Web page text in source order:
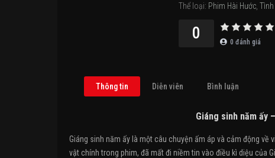
Thể loại: Phim Hài Hước
0 0 đánh giá
Thông tin Diễn viên Bình luận
Giáng sinh năm ấy
Giáng sinh năm ấy là một câu chuyện ấm áp và cảm động về
vật chính trong phim, đã mất đi niềm tin vào điều kì diệu của